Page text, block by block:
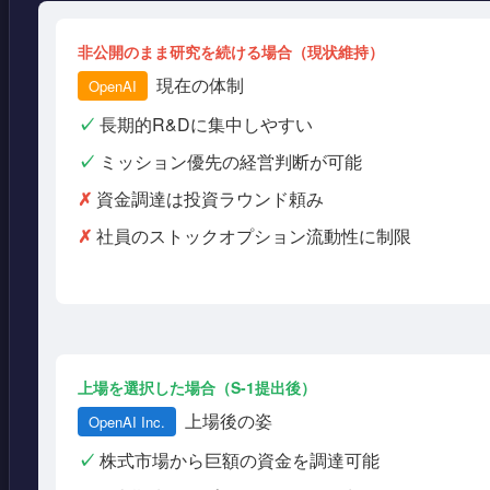
非公開のまま研究を続ける場合（現状維持）
OpenAI
現在の体制
✓ 長期的R&Dに集中しやすい
✓ ミッション優先の経営判断が可能
✗ 資金調達は投資ラウンド頼み
✗ 社員のストックオプション流動性に制限
上場を選択した場合（S-1提出後）
OpenAI Inc.
上場後の姿
✓ 株式市場から巨額の資金を調達可能